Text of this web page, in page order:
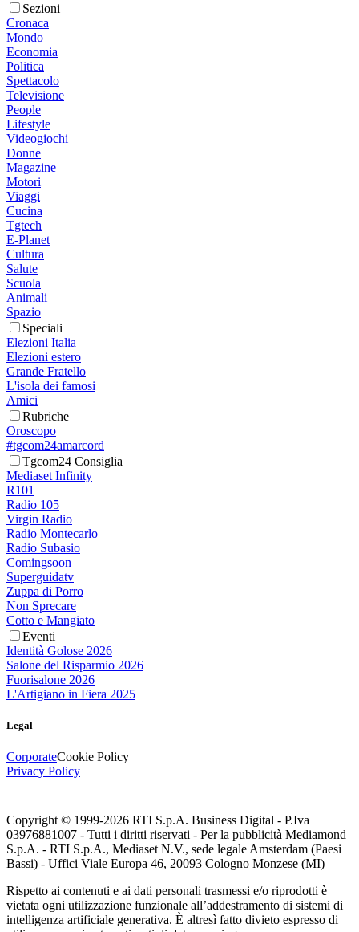
Sezioni
Cronaca
Mondo
Economia
Politica
Spettacolo
Televisione
People
Lifestyle
Videogiochi
Donne
Magazine
Motori
Viaggi
Cucina
Tgtech
E-Planet
Cultura
Salute
Scuola
Animali
Spazio
Speciali
Elezioni Italia
Elezioni estero
Grande Fratello
L'isola dei famosi
Amici
Rubriche
Oroscopo
#tgcom24amarcord
Tgcom24 Consiglia
Mediaset Infinity
R101
Radio 105
Virgin Radio
Radio Montecarlo
Radio Subasio
Comingsoon
Superguidatv
Zuppa di Porro
Non Sprecare
Cotto e Mangiato
Eventi
Identità Golose 2026
Salone del Risparmio 2026
Fuorisalone 2026
L'Artigiano in Fiera 2025
Legal
CorporateCookie Policy
Privacy Policy
Copyright © 1999-2026 RTI S.p.A. Business Digital - P.Iva
03976881007 - Tutti i diritti riservati - Per la pubblicità Mediamond
S.p.A. - RTI S.p.A., Mediaset N.V., sede legale Amsterdam (Paesi
Bassi) - Uffici Viale Europa 46, 20093 Cologno Monzese (MI)
Rispetto ai contenuti e ai dati personali trasmessi e/o riprodotti è
vietata ogni utilizzazione funzionale all’addestramento di sistemi di
intelligenza artificiale generativa. È altresì fatto divieto espresso di